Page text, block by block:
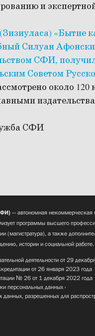
и
«Бытие
Силуан
СФИ,
Советом
около
СФИ
— автономная некоммерческая
программы высшего
(магистратура), а также
истории и социальной
деятельности от 29
от 26 января 2023 года
№ 26 от 1 декабря 2022 года
персональных данных
данных, разрешенных для